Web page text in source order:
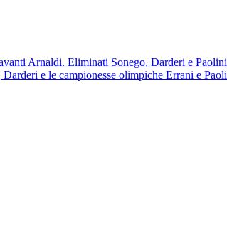
Arnaldi. Eliminati Sonego, Darderi e
e le campionesse olimpiche Errani e